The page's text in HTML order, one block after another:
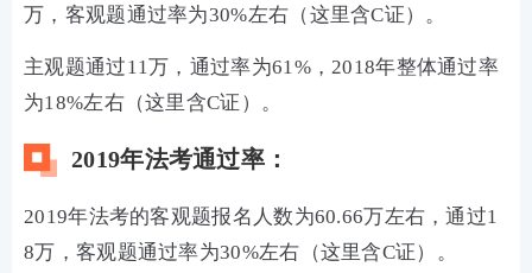
万，客观题通过率为30%左右（这里含C证）。
主观题通过11万，通过率为61%，2018年整体通过率
为18%左右（这里含C证）。
2019年法考通过率：
2019年法考的客观题报名人数为60.66万左右，通过1
8万，客观题通过率为30%左右（这里含C证）。